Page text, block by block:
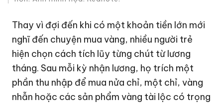
Thay vì đợi đến khi có một khoản tiền lớn mới
nghĩ đến chuyện mua vàng, nhiều người trẻ
hiện chọn cách tích lũy từng chút từ lương
tháng. Sau mỗi kỳ nhận lương, họ trích một
phần thu nhập để mua nửa chỉ, một chỉ, vàng
nhẫn hoặc các sản phẩm vàng tài lộc có trọng